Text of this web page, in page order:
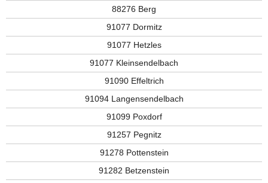
88276 Berg
91077 Dormitz
91077 Hetzles
91077 Kleinsendelbach
91090 Effeltrich
91094 Langensendelbach
91099 Poxdorf
91257 Pegnitz
91278 Pottenstein
91282 Betzenstein